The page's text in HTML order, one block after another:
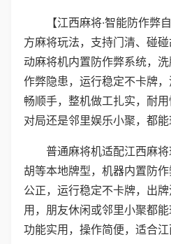
【江西麻将·智能防作弊
方麻将玩法，支持门清、碰
动麻将机内置防作弊系统，
作弊隐患，运行稳定不卡牌
畅顺手，整机做工扎实，耐
对局还是邻里娱乐小聚，都能
普通麻将机适配江西麻
胡等本地牌型，机器内置防
公正，运行稳定不卡牌，出
用，朋友休闲或邻里小聚都
功能实用，操作简便，适合江